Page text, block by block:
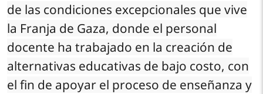
de las condiciones excepcionales que vive
la Franja de Gaza, donde el personal
docente ha trabajado en la creación de
alternativas educativas de bajo costo, con
el fin de apoyar el proceso de enseñanza y